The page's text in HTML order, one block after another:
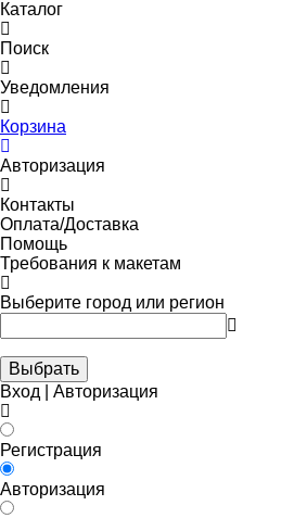
Каталог
Поиск
Уведомления
Корзина
Авторизация
Контакты
Оплата/Доставка
Помощь
Требования к макетам
Выберите город или регион
Выбрать
Вход | Авторизация
Регистрация
Авторизация